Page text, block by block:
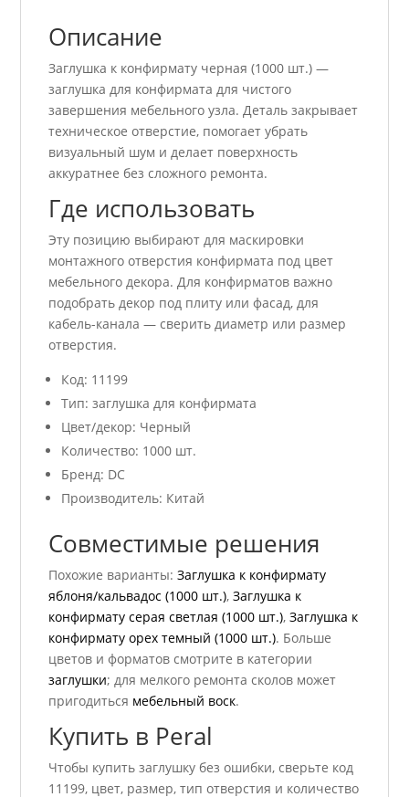
Описание
Заглушка к конфирмату черная (1000 шт.) —
заглушка для конфирмата для чистого
завершения мебельного узла. Деталь закрывает
техническое отверстие, помогает убрать
визуальный шум и делает поверхность
аккуратнее без сложного ремонта.
Где использовать
Эту позицию выбирают для маскировки
монтажного отверстия конфирмата под цвет
мебельного декора. Для конфирматов важно
подобрать декор под плиту или фасад, для
кабель-канала — сверить диаметр или размер
отверстия.
Код: 11199
Тип: заглушка для конфирмата
Цвет/декор: Черный
Количество: 1000 шт.
Бренд: DC
Производитель: Китай
Совместимые решения
Похожие варианты:Заглушка к конфирмату
яблоня/кальвадос (1000 шт.),Заглушка к
конфирмату серая светлая (1000 шт.),Заглушка к
конфирмату орех темный (1000 шт.). Больше
цветов и форматов смотрите в категории
заглушки; для мелкого ремонта сколов может
пригодиться мебельный воск.
Купить в Peral
Чтобы купить заглушку без ошибки, сверьте код
11199, цвет, размер, тип отверстия и количество